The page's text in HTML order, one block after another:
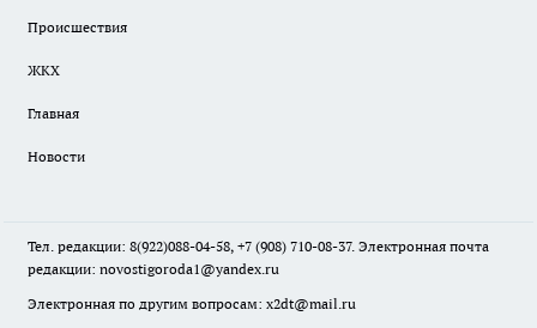
Происшествия
ЖКХ
Главная
Новости
Тел. редакции: 8(922)088-04-58, +7 (908) 710-08-37. Электронная почта
редакции: novostigoroda1@yandex.ru
Электронная по другим вопросам: x2dt@mail.ru